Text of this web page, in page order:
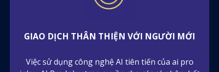
GIAO DỊCH THÂN THIỆN VỚI NGƯỜI MỚI
Việc sử dụng công nghệ AI tiên tiến của ai pro